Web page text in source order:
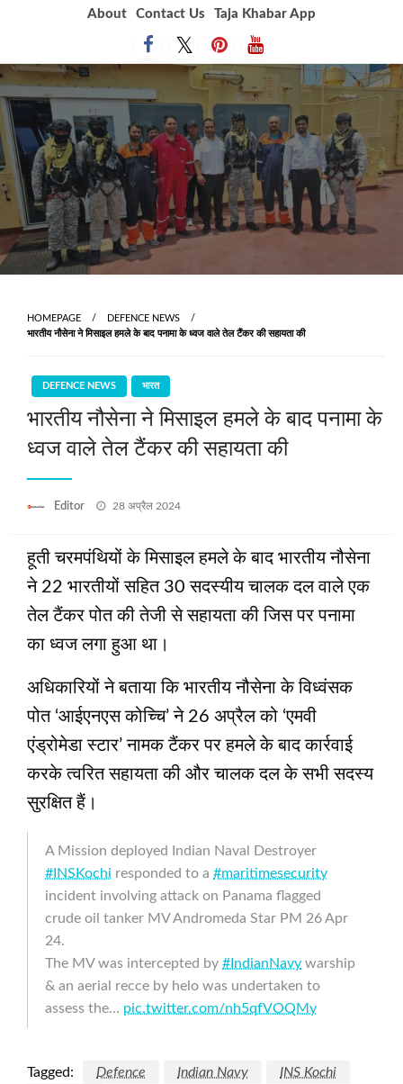
About Contact Us Taja Khabar App
HOMEPAGE
DEFENCE NEWS
भारतीय नौसेना ने मिसाइल हमले के बाद पनामा के ध्वज वाले तेल टैंकर की सहायता की
DEFENCE NEWS भारत
भारतीय नौसेना ने मिसाइल हमले के बाद पनामा के
ध्वज वाले तेल टैंकर की सहायता की
Editor
Posted
28 अप्रैल 2024
हूती चरमपंथियों के मिसाइल हमले के बाद भारतीय नौसेना
ने 22 भारतीयों सहित 30 सदस्यीय चालक दल वाले एक
तेल टैंकर पोत की तेजी से सहायता की जिस पर पनामा
का ध्वज लगा हुआ था।
अधिकारियों ने बताया कि भारतीय नौसेना के विध्वंसक
पोत ‘आईएनएस कोच्चि’ ने 26 अप्रैल को ‘एमवी
एंड्रोमेडा स्टार’ नामक टैंकर पर हमले के बाद कार्रवाई
करके त्वरित सहायता की और चालक दल के सभी सदस्य
सुरक्षित हैं।
A Mission deployed Indian Naval Destroyer
#INSKochi responded to a #maritimesecurity
incident involving attack on Panama flagged
crude oil tanker MV Andromeda Star PM 26 Apr
24.
The MV was intercepted by #IndianNavy warship
& an aerial recce by helo was undertaken to
assess the… pic.twitter.com/nh5qfVOQMy
2024
Tagged: Defence Indian Navy
INS Kochi